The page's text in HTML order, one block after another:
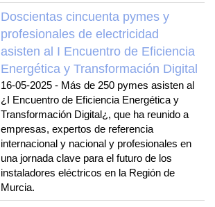
Doscientas cincuenta pymes y
profesionales de electricidad
asisten al I Encuentro de Eficiencia
Energética y Transformación Digital
16-05-2025 - Más de 250 pymes asisten al
¿I Encuentro de Eficiencia Energética y
Transformación Digital¿, que ha reunido a
empresas, expertos de referencia
internacional y nacional y profesionales en
una jornada clave para el futuro de los
instaladores eléctricos en la Región de
Murcia.